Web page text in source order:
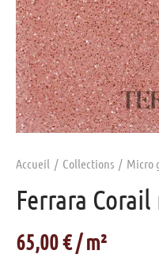
Accueil / Collections / Micro
Ferrara
65,00€
blanc
bleu
gris
jaune
marron
noir
rose
terrazzo blanc
terrazzo bleu
terrazzo gris
terrazzo jaune
terrazzo noir
terrazzo rose
terrazzo vert
fin
moyen
gros
granito